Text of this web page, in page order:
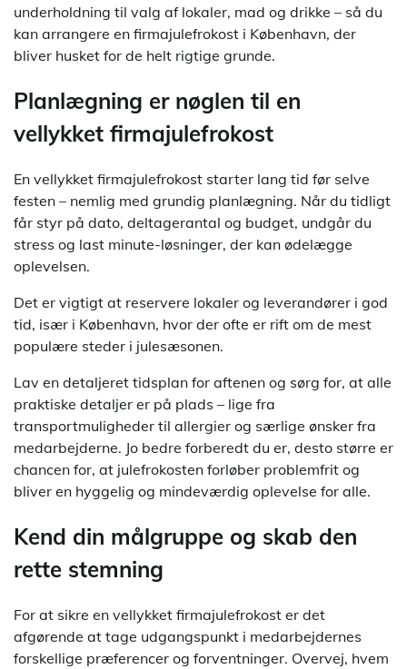
underholdning til valg af lokaler, mad og drikke – så du
kan arrangere en firmajulefrokost i København, der
bliver husket for de helt rigtige grunde.
Planlægning er nøglen til en
vellykket firmajulefrokost
En vellykket firmajulefrokost starter lang tid før selve
festen – nemlig med grundig planlægning. Når du tidligt
får styr på dato, deltagerantal og budget, undgår du
stress og last minute-løsninger, der kan ødelægge
oplevelsen.
Det er vigtigt at reservere lokaler og leverandører i god
tid, især i København, hvor der ofte er rift om de mest
populære steder i julesæsonen.
Lav en detaljeret tidsplan for aftenen og sørg for, at alle
praktiske detaljer er på plads – lige fra
transportmuligheder til allergier og særlige ønsker fra
medarbejderne. Jo bedre forberedt du er, desto større er
chancen for, at julefrokosten forløber problemfrit og
bliver en hyggelig og mindeværdig oplevelse for alle.
Kend din målgruppe og skab den
rette stemning
For at sikre en vellykket firmajulefrokost er det
afgørende at tage udgangspunkt i medarbejdernes
forskellige præferencer og forventninger. Overvej, hvem